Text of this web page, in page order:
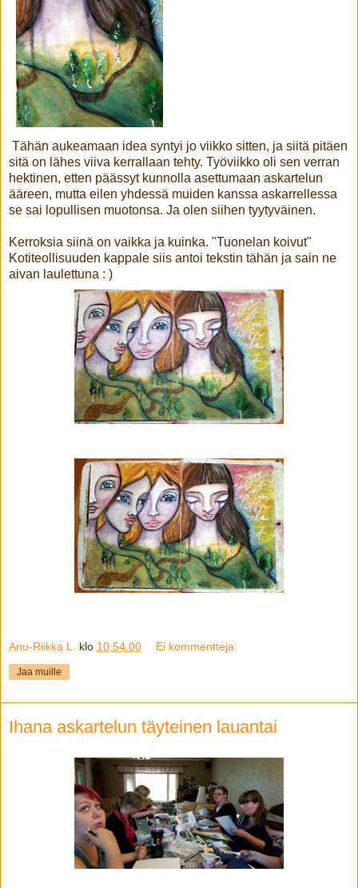
Tähän aukeamaan idea syntyi jo viikko sitten, ja siitä pitäen
sitä on lähes viiva kerrallaan tehty. Työviikko oli sen verran
hektinen, etten päässyt kunnolla asettumaan askartelun
ääreen, mutta eilen yhdessä muiden kanssa askarrellessa
se sai lopullisen muotonsa. Ja olen siihen tyytyväinen.
Kerroksia siinä on vaikka ja kuinka. "Tuonelan koivut"
Kotiteollisuuden kappale siis antoi tekstin tähän ja sain ne
aivan laulettuna : )
Anu-Riikka L. klo 10.54.00 Ei kommentteja:
Jaa muille
Ihana askartelun täyteinen lauantai